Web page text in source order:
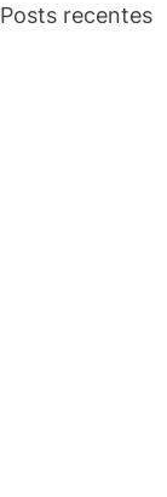
Posts recentes